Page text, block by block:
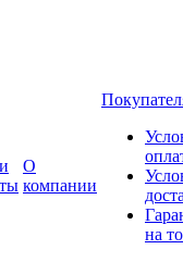
О
компании
на